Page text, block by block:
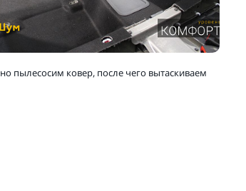
пылесосим ковер, после чего вытаскиваем